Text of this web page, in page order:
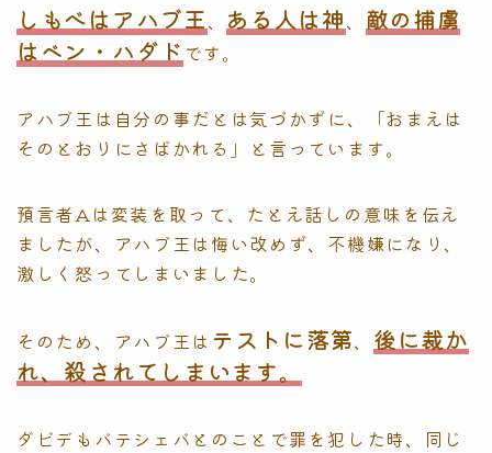
しもべはアハブ王、 ある人は神、 敵の捕虜
はベン・ハダド です。
アハブ王は自分の事だとは気づかずに、「おまえは
そのとおりにさばかれる」と言っています。
預言者Aは変装を取って、たとえ話しの意味を伝え
ましたが、アハブ王は悔い改めず、不機嫌になり、
激しく怒ってしまいました。
そのため、アハブ王は テストに落第、 後に裁か
れ、殺されてしまいます。
ダビデもバテシェバとのことで罪を犯した時、同じ